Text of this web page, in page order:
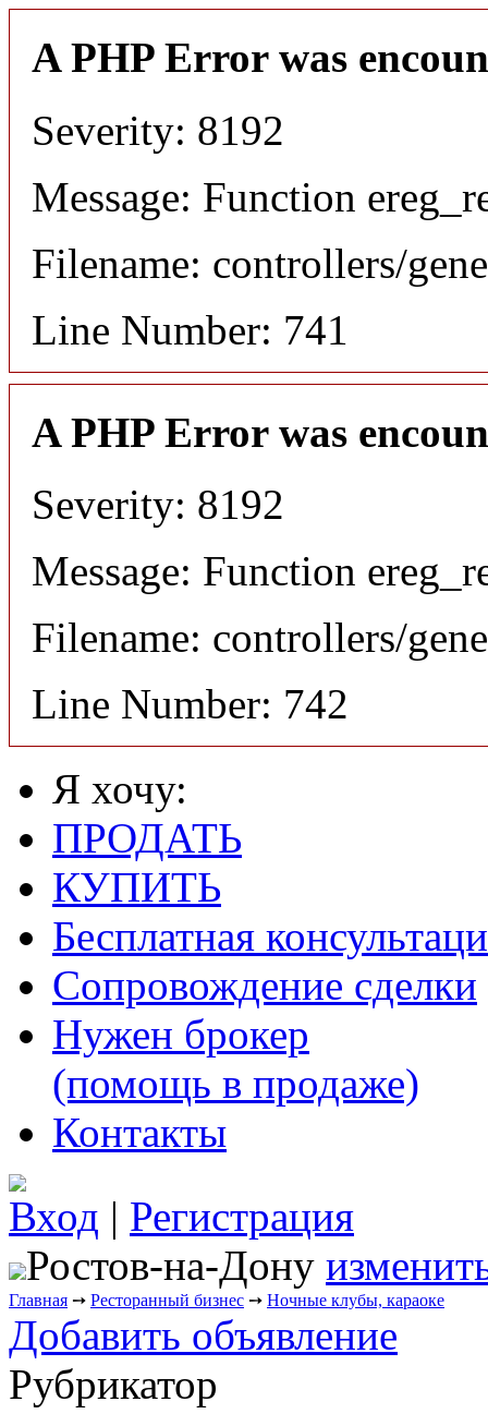
A PHP Error was
Severity: 8192
Message: Function
Filename: controllers/
Line Number: 741
A PHP Error was
Severity: 8192
Message: Function
Filename: controllers/
Line Number: 742
Я хочу:
ПРОДАТЬ
КУПИТЬ
Бесплатная
Сопровождение сделки
Нужен брокер
(помощь в продаже)
Контакты
Вход | Регистрация
Ростов-на-Дону
Главная ➙ Ресторанный бизнес ➙ Ночные клубы, караоке
Добавить объявление
Рубрикатор